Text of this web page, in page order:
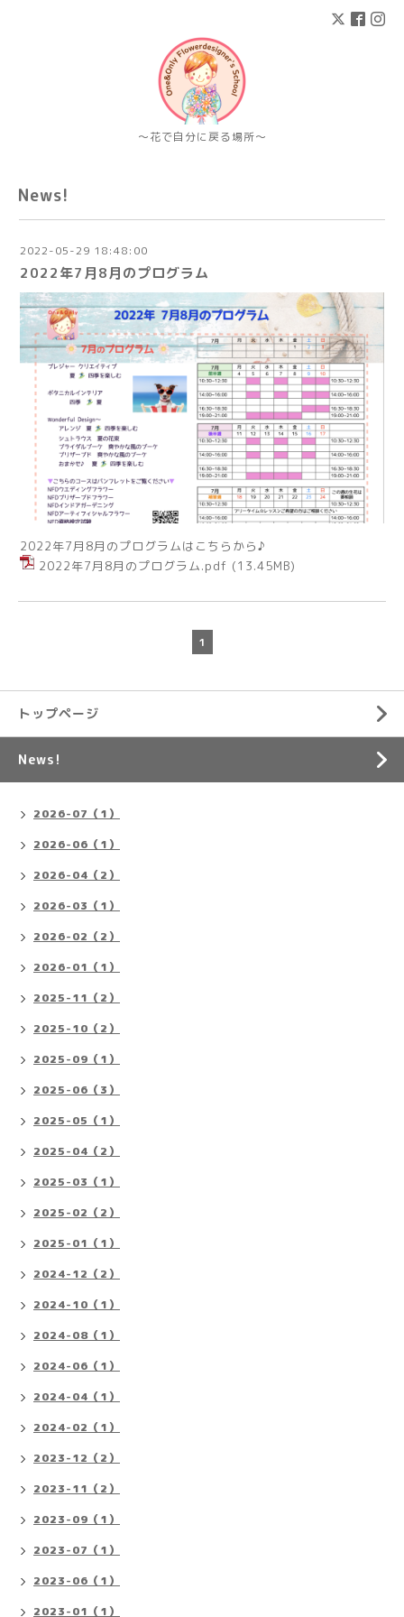
〜花で自分に戻る場所〜
News!
2022-05-29 18:48:00
2022年7月8月のプログラム
2022年7月8月のプログラムはこちらから♪
2022年7月8月のプログラム.pdf (13.45MB)
1
トップページ
News!
2026-07（1）
2026-06（1）
2026-04（2）
2026-03（1）
2026-02（2）
2026-01（1）
2025-11（2）
2025-10（2）
2025-09（1）
2025-06（3）
2025-05（1）
2025-04（2）
2025-03（1）
2025-02（2）
2025-01（1）
2024-12（2）
2024-10（1）
2024-08（1）
2024-06（1）
2024-04（1）
2024-02（1）
2023-12（2）
2023-11（2）
2023-09（1）
2023-07（1）
2023-06（1）
2023-01（1）